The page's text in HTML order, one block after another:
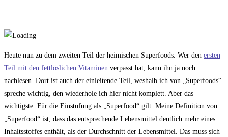
Heute nun zu dem zweiten Teil der heimischen Superfoods. Wer den ersten
Teil mit den fettlöslichen Vitaminen verpasst hat, kann ihn ja noch
nachlesen. Dort ist auch der einleitende Teil, weshalb ich von „Superfoods“
spreche wichtig, den wiederhole ich hier nicht komplett. Aber das
wichtigste: Für die Einstufung als „Superfood“ gilt: Meine Definition von
„Superfood“ ist, dass das entsprechende Lebensmittel deutlich mehr eines
Inhaltsstoffes enthält, als der Durchschnitt der Lebensmittel. Das muss sich